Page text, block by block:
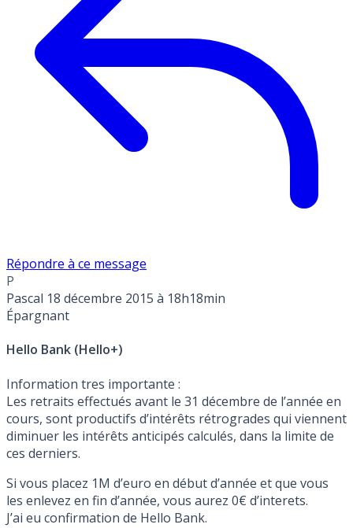
Répondre à ce message
P
Pascal 18 décembre 2015 à 18h18min
Épargnant
Hello Bank (Hello+)
Information tres importante :
Les retraits effectués avant le 31 décembre de l’année en
cours, sont productifs d’intérêts rétrogrades qui viennent
diminuer les intérêts anticipés calculés, dans la limite de
ces derniers.
Si vous placez 1M d’euro en début d’année et que vous
les enlevez en fin d’année, vous aurez 0€ d’interets.
J’ai eu confirmation de Hello Bank.